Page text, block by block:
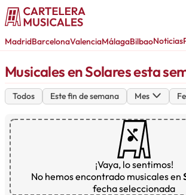
MadridBarcelonaValenciaMálagaBilbaoNoticias
Musicales en Solares esta
Todos Este fin de semana Mes
¡Vaya, lo sentimos!
No hemos encontrado musicales en
fecha seleccionada